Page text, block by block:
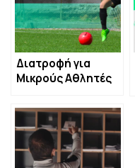
Διατροφή για
Μικρούς Αθλητές